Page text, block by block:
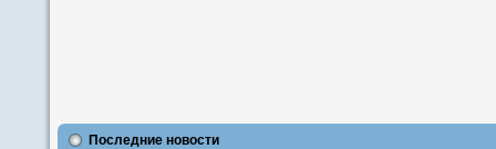
Последние новости